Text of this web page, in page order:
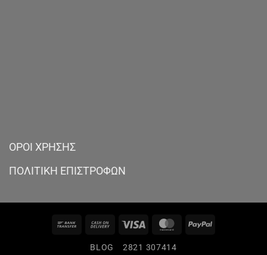
ΟΡΟΙ ΧΡΗΣΗΣ
ΠΟΛΙΤΙΚΗ ΕΠΙΣΤΡΟΦΩΝ
Bank
Cash
Visa MasterCard
PayPal
BLOG 2821 307414